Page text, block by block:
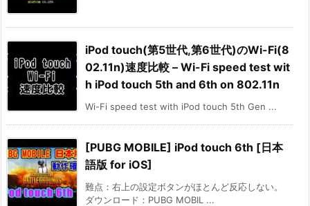
iPod touch(第5世代,第6世代)のWi-Fi(8
02.11n)速度比較 – Wi-Fi speed test wit
h iPod touch 5th and 6th on 802.11n
Wi-Fi speed test with iPod touch 5th Gen ...
[PUBG MOBILE] iPod touch 6th [日本
語版 for iOS]
難点：右上の設定ボタンがほとんど反応しない。
ダウンロード：PUBG MOBIL ...